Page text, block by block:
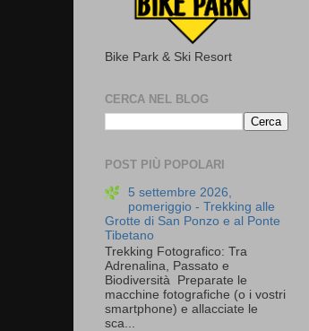
Bike Park & Ski Resort
CERCA NEL BLOG
POST PIÙ POPOLARI
5 settembre 2026,
pomeriggio - Trekking alle
Grotte di San Ponzo e al Ponte
Tibetano
Trekking Fotografico: Tra
Adrenalina, Passato e
Biodiversità Preparate le
macchine fotografiche (o i vostri
smartphone) e allacciate le
sca...